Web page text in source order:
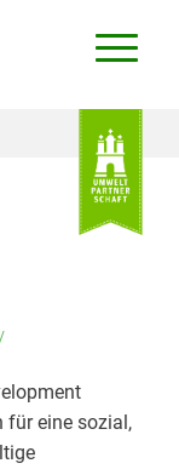
/
für eine sozial,